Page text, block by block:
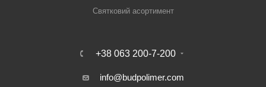
Святковий асортимент
+38 063 200-7-200
info@budpolimer.com